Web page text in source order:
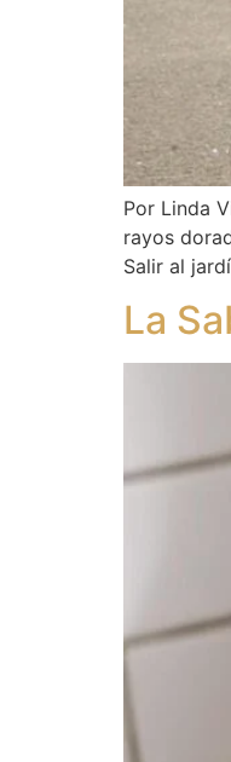
Por Linda
rayos
Salir al
La